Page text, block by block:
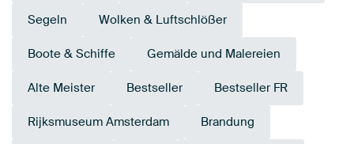
Segeln Wolken & Luftschlößer
Boote & Schiffe Gemälde und Malereien
Alte Meister Bestseller Bestseller FR
Rijksmuseum Amsterdam Brandung